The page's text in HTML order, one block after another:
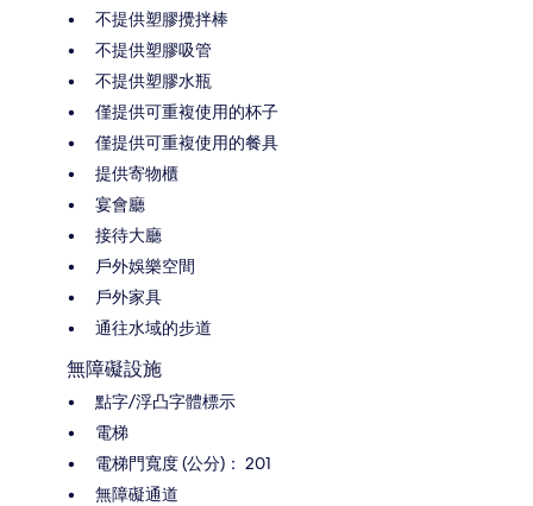
不提供塑膠攪拌棒
不提供塑膠吸管
不提供塑膠水瓶
僅提供可重複使用的杯子
僅提供可重複使用的餐具
提供寄物櫃
宴會廳
接待大廳
戶外娛樂空間
戶外家具
通往水域的步道
無障礙設施
點字/浮凸字體標示
電梯
電梯門寬度 (公分)： 201
無障礙通道